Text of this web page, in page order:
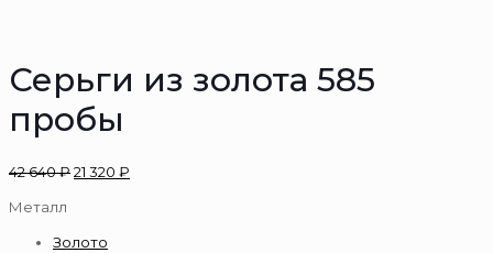
Серьги из золота 585
пробы
42 640₽21 320 ₽
Металл
Золото